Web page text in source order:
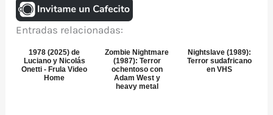
Entradas relacionadas:
1978 (2025) de
Luciano y Nicolás
Onetti - Frula Video
Home
Zombie Nightmare
(1987): Terror
ochentoso con
Adam West y
heavy metal
Nightslave (1989):
Terror sudafricano
en VHS